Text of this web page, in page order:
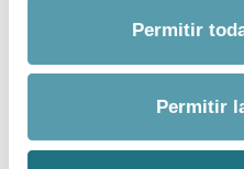
Permitir
Permitir
disposición a mantener un
la deuda sanitaria y fijar
contención del gasto
macroeconómicos